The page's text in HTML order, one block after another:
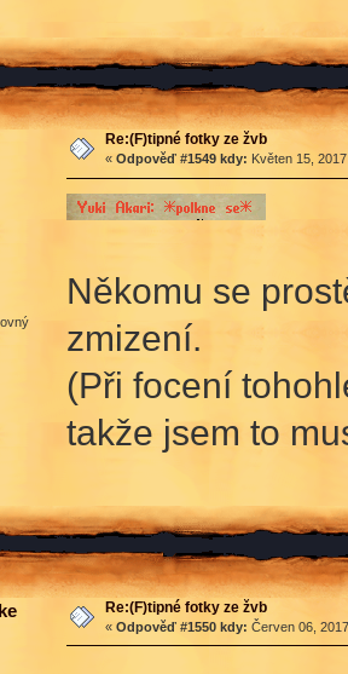
Re:(F)tipné fotky ze žvb
« Odpověď #1549 kdy: Květen 15,
Někomu se
zmizení.
(Při focení
takže jsem to
Re:(F)tipné fotky ze žvb
« Odpověď #1550 kdy: Červen 06,